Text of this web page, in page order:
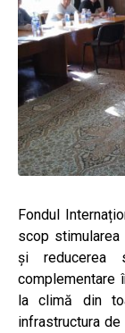
Fondul
scop
și reducerea
complementare
la climă din
infrastructura